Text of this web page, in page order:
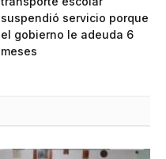
suspendió servicio porque
el gobierno le adeuda 6
meses